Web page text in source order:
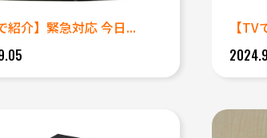
紹介】緊急対応 今日...
【